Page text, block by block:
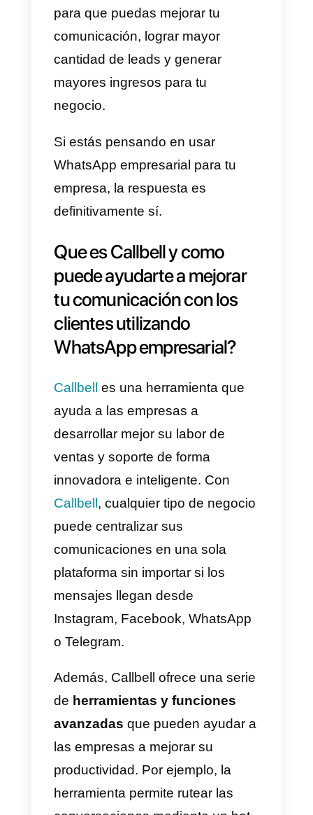
Por ejemplo, las personas
pueden enviar mensajes a las
empresas y recibir respuestas en
tiempo real, esto resuelve sus
dudas rápidamente, además
pueden investigar la información
sobre la empresa o sobre los
productos y servicios que vende
Muchas aplicaciones de
mensajería, incluido WhatsApp,
permiten a las personas realizar
pagos y transacciones en línea,
lo que les permite comprar
productos y servicios de manera
rápida y eficiente.
¿Debería usar WhatsApp
Empresarial?
La respuesta es si, toda empresa
en 2023 debe usar WhatsApp
empresarial y si es posible,
Callbell. Esto se debe a que Este
tipo de herramientas te ayuda a
monitorear de forma mucho más
eficaz tu negocio y a tu equipo
soporte o ventas.